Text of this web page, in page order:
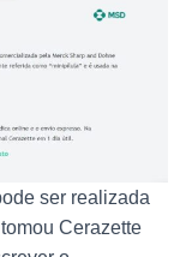
ser realizada
Cerazette